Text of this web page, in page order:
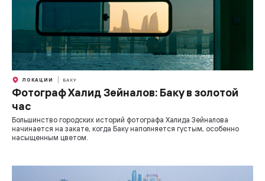
ЛОКАЦИИ БАКУ
Фотограф Халид Зейналов: Баку в золотой
час
Большинство городских историй фотографа Халида Зейналова
начинается на закате, когда Баку наполняется густым, особенно
насыщенным цветом.